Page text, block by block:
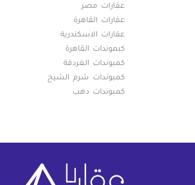
عقارات مصر
عقارات القاهرة
عقارات الاسكندرية
كبموندات القاهرة
كمبوندات الغردقة
كمبوندات شرم الشيخ
كمبوندات دهب